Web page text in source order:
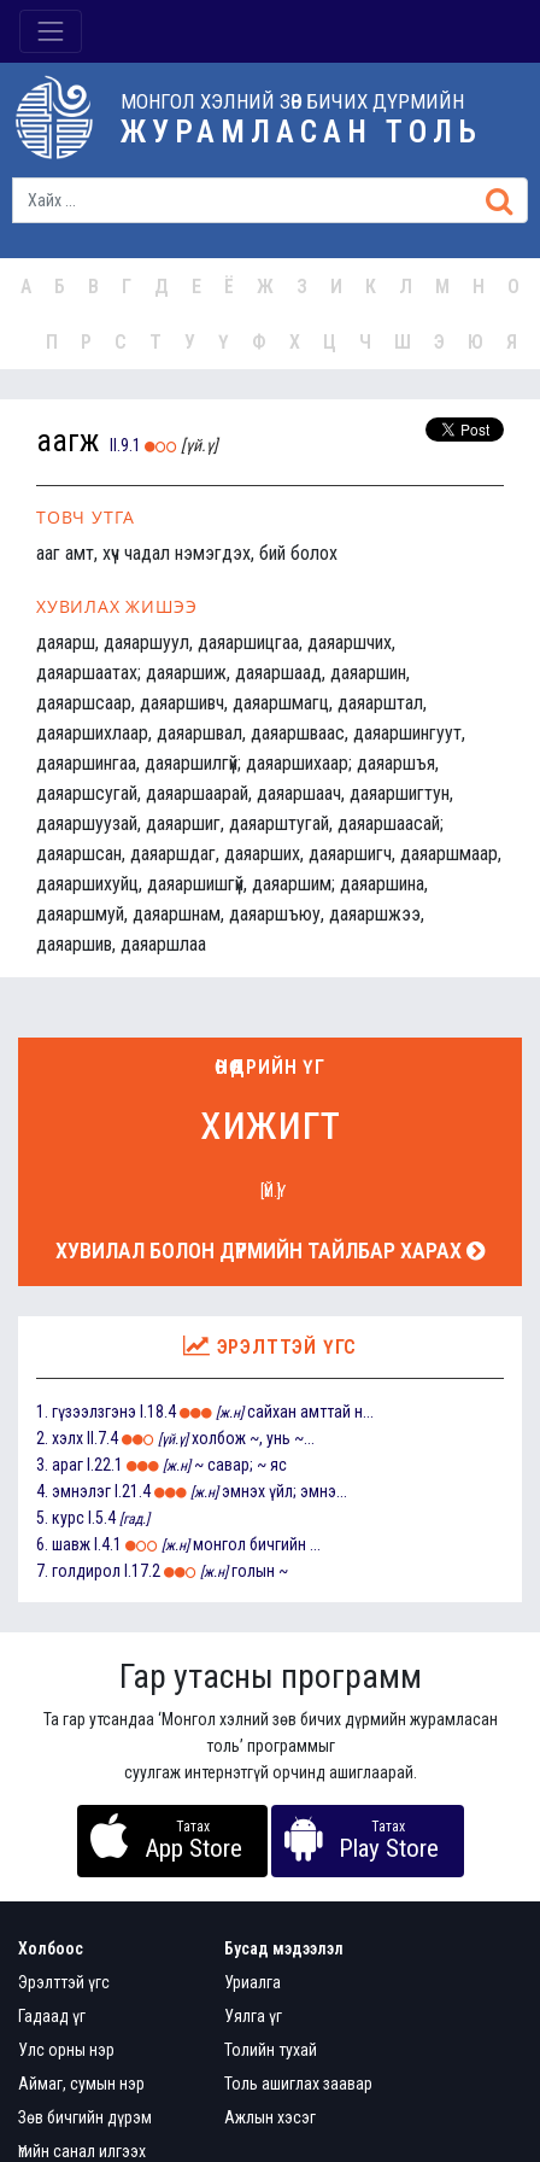
МОНГОЛ ХЭЛНИЙ ЗӨВ БИЧИХ ДҮРМИЙН
ЖУРАМЛАСАН ТОЛЬ
А Б В Г Д Е Ё Ж З И К Л М Н О
П Р С Т У Ү Ф Х Ц Ч Ш Э Ю Я
аагж II.9.1 [үй.ү]
ТОВЧ УТГА
ааг амт, хүч чадал нэмэгдэх, бий болох
ХУВИЛАХ ЖИШЭЭ
даяарш, даяаршуул, даяаршицгаа, даяаршчих,
даяаршаатах; даяаршиж, даяаршаад, даяаршин,
даяаршсаар, даяаршивч, даяаршмагц, даяарштал,
даяаршихлаар, даяаршвал, даяаршваас, даяаршингуут,
даяаршингаа, даяаршилгүй; даяаршихаар; даяаршъя,
даяаршсугай, даяаршаарай, даяаршаач, даяаршигтун,
даяаршуузай, даяаршиг, даяарштугай, даяаршаасай;
даяаршсан, даяаршдаг, даяарших, даяаршигч, даяаршмаар,
даяаршихуйц, даяаршишгүй, даяаршим; даяаршина,
даяаршмуй, даяаршнам, даяаршъюу, даяаршжээ,
даяаршив, даяаршлаа
ӨНӨӨДРИЙН ҮГ
хижигт
[ҮЙ.Ү]
ХУВИЛАЛ БОЛОН ДҮРМИЙН ТАЙЛБАР ХАРАХ
ЭРЭЛТТЭЙ ҮГС
1. гүзээлзгэнэ I.18.4 [ж.н] сайхан амттай н...
2. хэлх II.7.4 [үй.ү] холбож ~, унь ~...
3. араг I.22.1 [ж.н] ~ савар; ~ яс
4. эмнэлэг I.21.4 [ж.н] эмнэх үйл; эмнэ...
5. курс I.5.4 [гад.]
6. шавж I.4.1 [ж.н] монгол бичгийн ...
7. голдирол I.17.2 [ж.н] голын ~
Гар утасны программ
Та гар утсандаа ‘Монгол хэлний зөв бичих дүрмийн журамласан
толь’ программыг
суулгаж интернэтгүй орчинд ашиглаарай.
Татах
App Store
Татах
Play Store
Холбоос
Эрэлттэй үгс
Гадаад үг
Улс орны нэр
Аймаг, сумын нэр
Зөв бичгийн дүрэм
Үгийн санал илгээх
Бусад мэдээлэл
Уриалга
Уялга үг
Толийн тухай
Толь ашиглах заавар
Ажлын хэсэг